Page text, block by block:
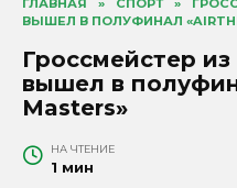
ВЫШЕЛ В ПОЛУФИНАЛ
Гроссмейстер
вышел в
Masters»
НА ЧТЕНИЕ
1 мин